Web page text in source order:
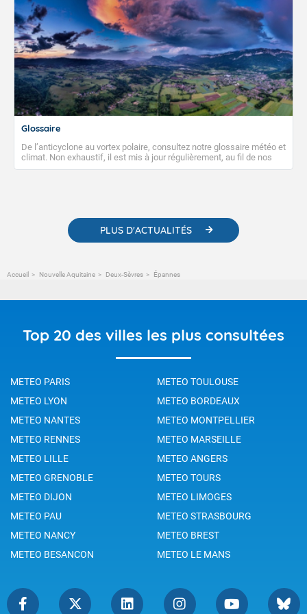
Glossaire
De l’anticyclone au vortex polaire, consultez notre glossaire météo et
climat. Non exhaustif, il est mis à jour régulièrement, au fil de nos
publications. Vous y trouverez également des liens utiles vers nos
PLUS D'ACTUALITÉS
Accueil Nouvelle Aquitaine Deux-Sèvres Épannes
Top 20 des villes les plus consultées
METEO PARIS
METEO TOULOUSE
METEO LYON
METEO BORDEAUX
METEO NANTES
METEO MONTPELLIER
METEO RENNES
METEO MARSEILLE
METEO LILLE
METEO ANGERS
METEO GRENOBLE
METEO TOURS
METEO DIJON
METEO LIMOGES
METEO PAU
METEO STRASBOURG
METEO NANCY
METEO BREST
METEO BESANCON
METEO LE MANS